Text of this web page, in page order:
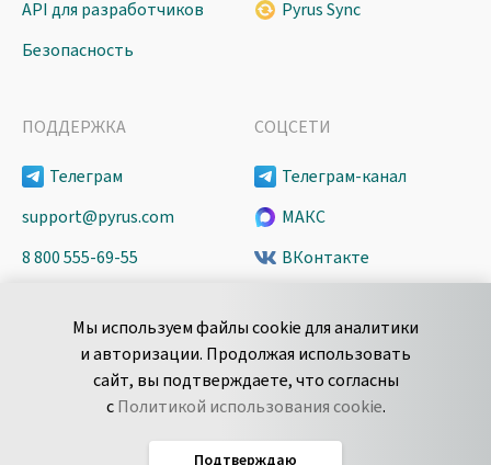
Мы используем файлы cookie для аналитики
и авторизации. Продолжая использовать
сайт, вы подтверждаете, что согласны
сПолитикой использования cookie.
Подтверждаю
API для разработчиков
Безопасность
Pyrus Sync
ПОДДЕРЖКА
Телеграм
support@pyrus.com
8 800 555-69-55
пн-пт с 9 до 18 часов (Мск)
Сообщить об
уязвимости
СОЦСЕТИ
Телеграм-канал
МАКС
ВКонтакте
Spark
Дзен